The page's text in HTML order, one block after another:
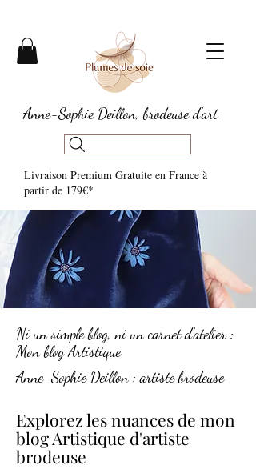
Anne-Sophie Deillon, brodeuse d'art
Livraison Premium Gratuite en France à
partir de 179€*​
Ni un simple blog, ni un carnet d’atelier :
Mon blog Artistique
Anne-Sophie Deillon :artiste brodeuse
Explorez les nuances de mon
blog Artistique d'artiste
brodeuse